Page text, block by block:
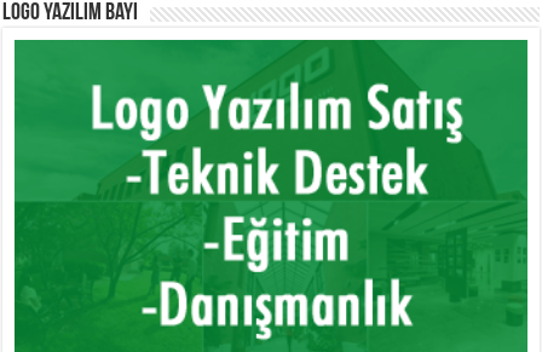
Logo Yazılım Bayi